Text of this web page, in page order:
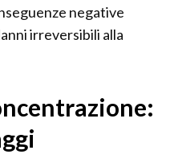
negative
irreversibili alla